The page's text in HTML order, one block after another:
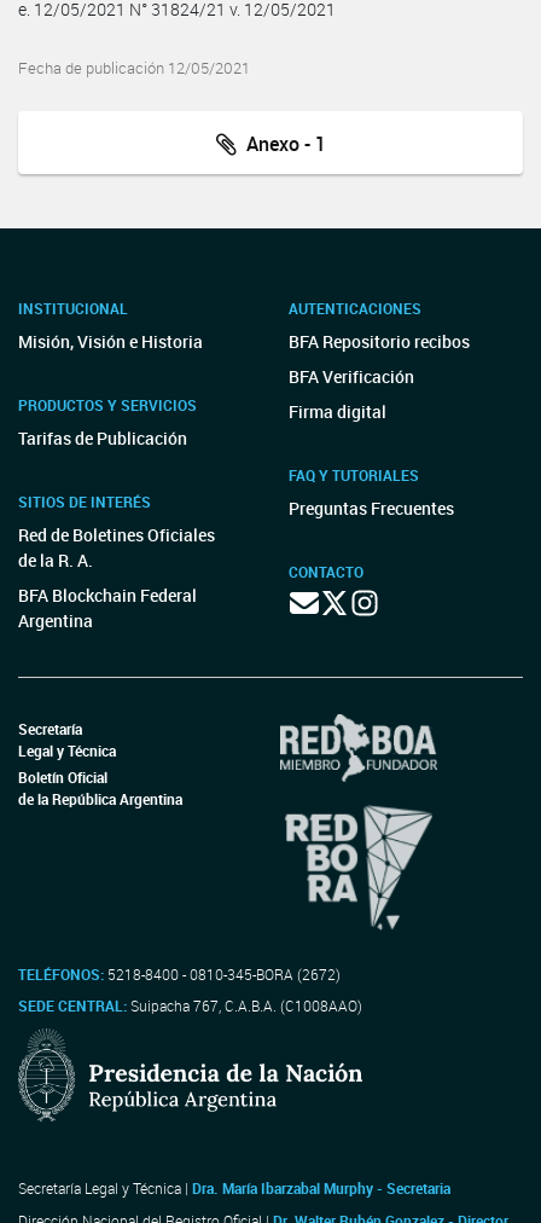
e. 12/05/2021 N° 31824/21 v. 12/05/2021
Fecha de publicación 12/05/2021
Anexo - 1
INSTITUCIONAL
Misión, Visión e Historia
PRODUCTOS Y SERVICIOS
Tarifas de Publicación
SITIOS DE INTERÉS
Red de Boletines Oficiales
de la R. A.
BFA Blockchain Federal
Argentina
AUTENTICACIONES
BFA Repositorio recibos
BFA Verificación
Firma digital
FAQ Y TUTORIALES
Preguntas Frecuentes
CONTACTO
Secretaría
Legal y Técnica
Boletín Oficial
de la República Argentina
TELÉFONOS: 5218-8400 - 0810-345-BORA (2672)
SEDE CENTRAL:Suipacha 767, C.A.B.A. (C1008AAO)
Secretaría Legal y Técnica | Dra. María Ibarzabal Murphy - Secretaria